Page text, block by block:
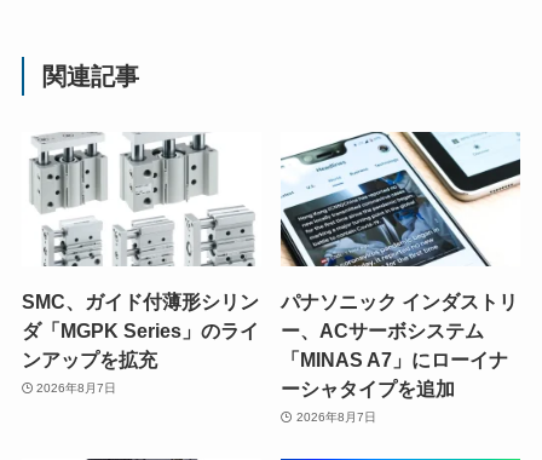
関連記事
SMC、ガイド付薄形シリン
ダ「MGPK Series」のライ
ンアップを拡充
2026年8月7日
パナソニック インダストリ
ー、ACサーボシステム
「MINAS A7」にローイナ
ーシャタイプを追加
2026年8月7日